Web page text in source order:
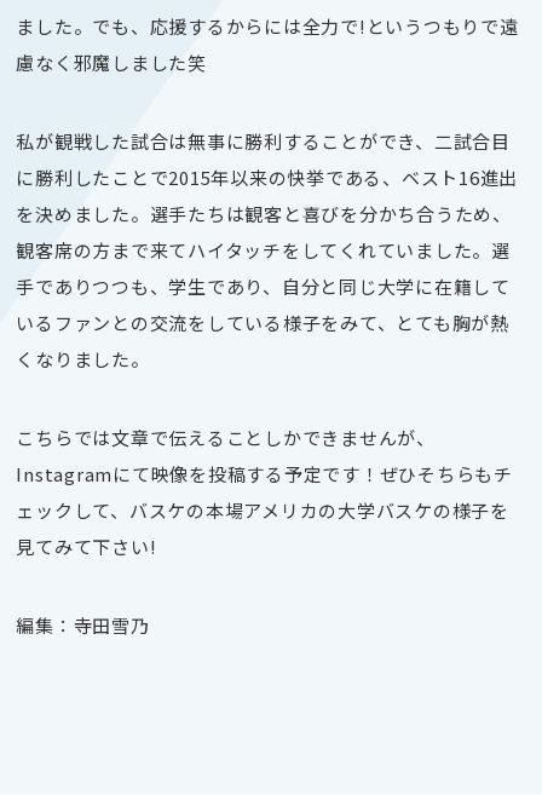
ました。でも、応援するからには全力で!というつもりで遠
慮なく邪魔しました笑
私が観戦した試合は無事に勝利することができ、二試合目
に勝利したことで2015年以来の快挙である、ベスト16進出
を決めました。選手たちは観客と喜びを分かち合うため、
観客席の方まで来てハイタッチをしてくれていました。選
手でありつつも、学生であり、自分と同じ大学に在籍して
いるファンとの交流をしている様子をみて、とても胸が熱
くなりました。
こちらでは文章で伝えることしかできませんが、
Instagramにて映像を投稿する予定です！ぜひそちらもチ
ェックして、バスケの本場アメリカの大学バスケの様子を
見てみて下さい!
編集：寺田雪乃